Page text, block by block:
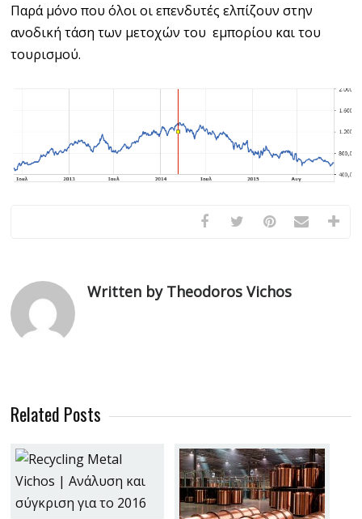
Παρά μόνο που όλοι οι επενδυτές ελπίζουν στην
ανοδική τάση των μετοχών του εμπορίου και του
τουρισμού.
Written by Theodoros Vichos
Related Posts